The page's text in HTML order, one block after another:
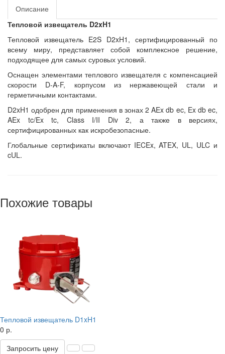
Описание
Тепловой извещатель D2xH1
Тепловой извещатель E2S D2xH1, сертифицированный по
всему миру, представляет собой комплексное решение,
подходящее для самых суровых условий.
Оснащен элементами теплового извещателя с компенсацией
скорости D-A-F, корпусом из нержавеющей стали и
герметичными контактами.
D2xH1 одобрен для применения в зонах 2 AEx db ec, Ex db ec,
AEx tc/Ex tc, Class I/II Div 2, а также в версиях,
сертифицированных как искробезопасные.
Глобальные сертификаты включают IECEx, ATEX, UL, ULC и
cUL.
Похожие товары
Тепловой извещатель D1xH1
0 р.
Запросить цену